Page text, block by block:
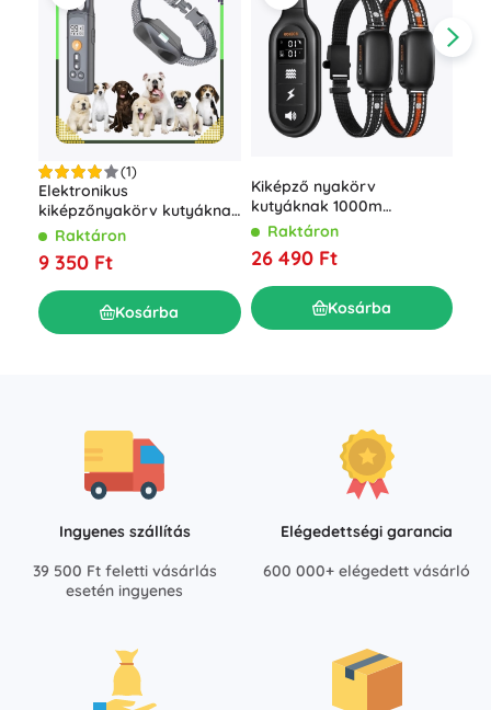
(1)
Elektronikus
kiképzőnyakörv kutyáknak
800 m hatótávval,
Raktáron
9 350 Ft
Kosárba
Kiképző nyakörv
kutyáknak 1000m
hatótávolsággal és két
Raktáron
26 490 Ft
Kosárba
Ingyenes szállítás
39 500 Ft feletti vásárlás
esetén ingyenes
Elégedettségi garancia
600 000+ elégedett vásárló